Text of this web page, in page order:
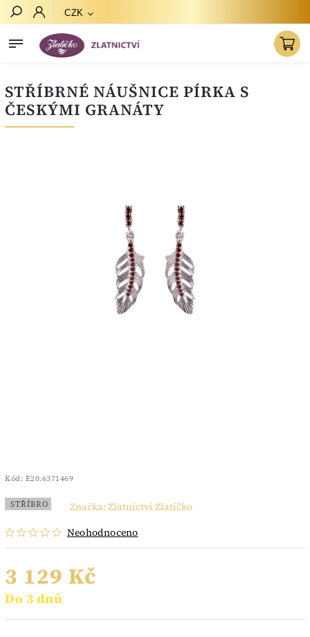
CZK
STŘÍBRNÉ NÁUŠNICE PÍRKA S
ČESKÝMI GRANÁTY
Kód: E20.6371469
STŘÍBRO
Neohodnoceno
Značka: Zlatnictví Zlatíčko
3 129 Kč
Do 3 dnů